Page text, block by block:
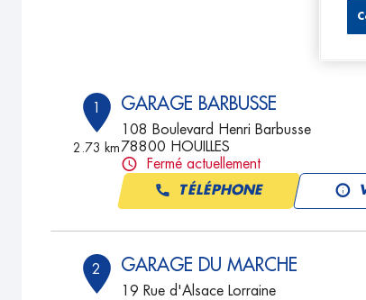
1
2.73 km
GARAGE BARBUSSE
108 Boulevard Henri Barbusse
78800 HOUILLES
Fermé actuellement
TÉLÉPHONE
2 GARAGE DU MARCHE
19 Rue d'Alsace Lorraine